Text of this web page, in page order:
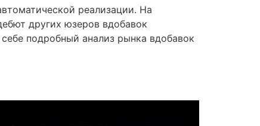
реализации. На
других юзеров вдобавок
подробный анализ рынка вдобавок